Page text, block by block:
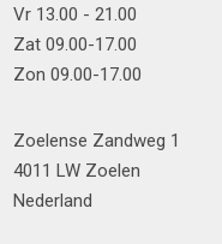
Vr 13.00 - 21.00
Zat 09.00-17.00
Zon 09.00-17.00
Zoelense Zandweg 1
4011 LW Zoelen
Nederland